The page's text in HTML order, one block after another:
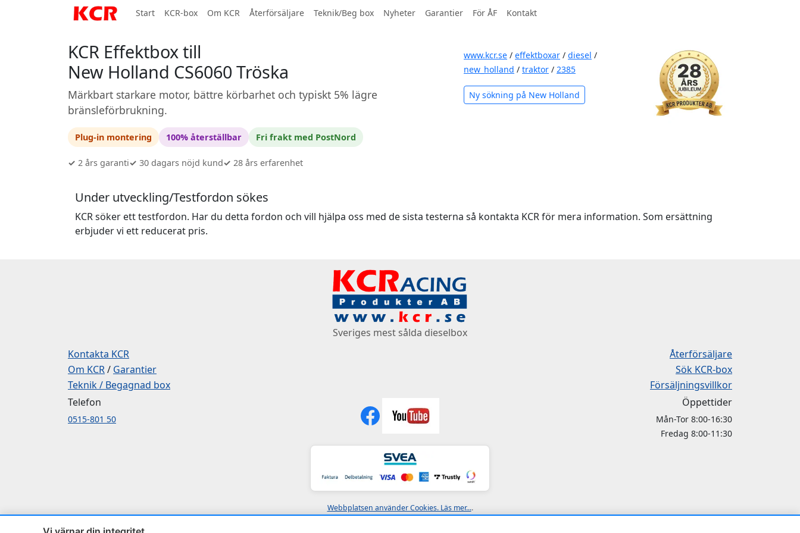
Start KCR-box Om KCR Återförsäljare Teknik/Beg box Nyheter Garantier För ÅF Kontakt
KCR Effektbox till
New Holland CS6060 Tröska
Märkbart starkare motor, bättre körbarhet och typiskt 5% lägre
bränsleförbrukning.
Plug-in montering 100% återställbar Fri frakt med PostNord
✓ 2 års garanti✓ 30 dagars nöjd kund✓ 28 års erfarenhet
www.kcr.se / effektboxar / diesel /
new_holland / traktor / 2385
Ny sökning på New Holland
Under utveckling/Testfordon sökes
KCR söker ett testfordon. Har du detta fordon och vill hjälpa oss med de sista testerna så kontakta KCR för mera information. Som ersättning
erbjuder vi ett reducerat pris.
Sveriges mest sålda dieselbox
Kontakta KCR
Om KCR/ Garantier
Teknik / Begagnad box
Återförsäljare
Sök KCR-box
Försäljningsvillkor
Telefon
0515-801 50
Öppettider
Mån-Tor 8:00-16:30
Fredag 8:00-11:30
Webbplatsen använder Cookies. Läs mer....